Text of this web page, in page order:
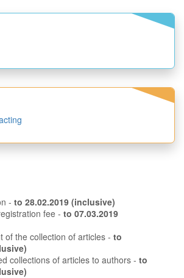
- to 28.02.2019 (inclusive)
fee - to 07.03.2019
of the collection of articles - to
(inclusive)
collections of articles to authors - to
(inclusive)